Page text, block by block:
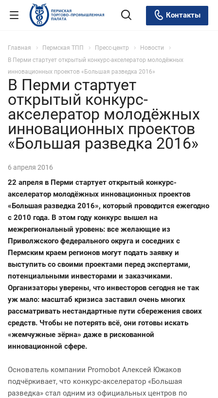
Контакты
Главная Пермская ТПП Пресс-центр
Новости
В Перми стартует открытый конкурс-акселератор молодёжных
инновационных проектов «Большая разведка 2016»
В Перми стартует
открытый конкурс-
акселератор молодёжных
инновационных проектов
«Большая разведка 2016»
6 апреля 2016
22 апреля в Перми стартует открытый конкурс-
акселератор молодёжных инновационных проектов
«Большая разведка 2016», который проводится ежегодно
с 2010 года. В этом году конкурс вышел на
межрегиональный уровень: все желающие из
Приволжского федерального округа и соседних с
Пермским краем регионов могут подать заявку и
выступить со своими проектами перед экспертами,
потенциальными инвесторами и заказчиками.
Организаторы уверены, что инвесторов сегодня не так
уж мало: масштаб кризиса заставил очень многих
рассматривать нестандартные пути сбережения своих
средств. Чтобы не потерять всё, они готовы искать
«жемчужные зёрна» даже в рискованной
инновационной сфере.
Основатель компании Promobot Алексей Южаков
подчёркивает, что конкурс-акселератор «Большая
разведка» стал одним из официальных центров по